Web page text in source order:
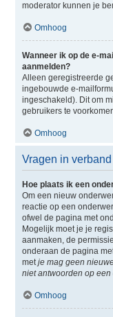
moderator kunnen je
Omhoog
Wanneer ik op de e-
aanmelden?
Alleen geregistreerde
ingebouwde e-
ingeschakeld). Dit om
gebruikers te
Omhoog
Vragen in
Hoe plaats ik een
Om een nieuw
reactie op een
ofwel de pagina met
Mogelijk moet je je
aanmaken, de
onderaan de pagina
metje mag geen
niet antwoorden op
Omhoog